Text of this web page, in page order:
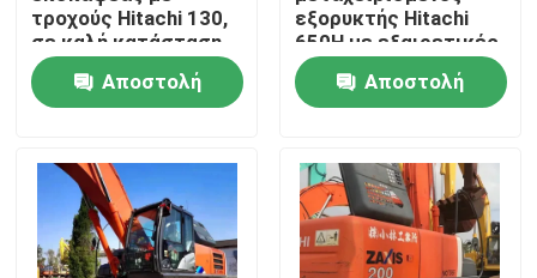
Σπίτι
Προϊόντα
Βίντεο
Σχετικά με εμάς
τροχούς Hitachi 130,
σε καλή κατάσταση
και σε μειωμένη τιμή
Αποστολή
εξορυκτής Hitachi
650H με εξαιρετικές
επιδόσεις
Αποστολή